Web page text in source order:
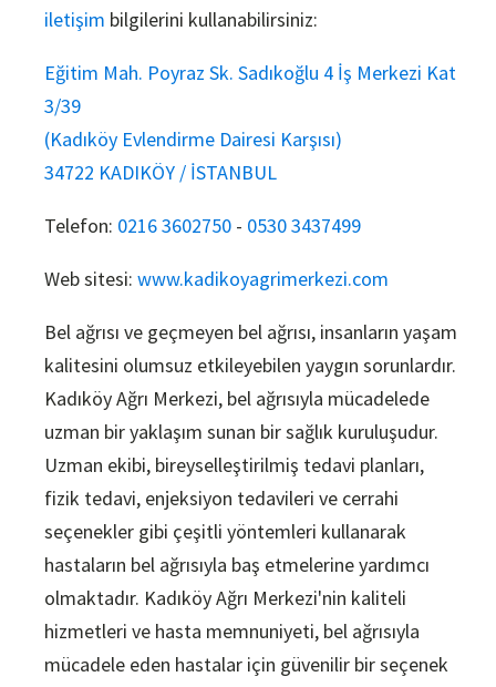
iletişim bilgilerini kullanabilirsiniz:
Eğitim Mah. Poyraz Sk. Sadıkoğlu 4 İş Merkezi Kat
3/39
(Kadıköy Evlendirme Dairesi Karşısı)
34722 KADIKÖY / İSTANBUL
Telefon: 0216 3602750 - 0530 3437499
Web sitesi: www.kadikoyagrimerkezi.com
Bel ağrısı ve geçmeyen bel ağrısı, insanların yaşam
kalitesini olumsuz etkileyebilen yaygın sorunlardır.
Kadıköy Ağrı Merkezi, bel ağrısıyla mücadelede
uzman bir yaklaşım sunan bir sağlık kuruluşudur.
Uzman ekibi, bireyselleştirilmiş tedavi planları,
fizik tedavi, enjeksiyon tedavileri ve cerrahi
seçenekler gibi çeşitli yöntemleri kullanarak
hastaların bel ağrısıyla baş etmelerine yardımcı
olmaktadır. Kadıköy Ağrı Merkezi'nin kaliteli
hizmetleri ve hasta memnuniyeti, bel ağrısıyla
mücadele eden hastalar için güvenilir bir seçenek